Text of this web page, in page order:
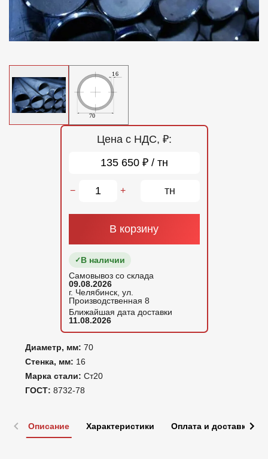
Диаметр, мм: 70
Стенка, мм: 16
Марка стали: Ст20
ГОСТ: 8732-78
Цена с НДС, ₽:
135 650 ₽ / тн
− + тн
В корзину
В наличии
Самовывоз со склада
09.08.2026
г. Челябинск, ул.
Производственная 8
Ближайшая дата доставки
11.08.2026
Описание Характеристики Оплата и доставка